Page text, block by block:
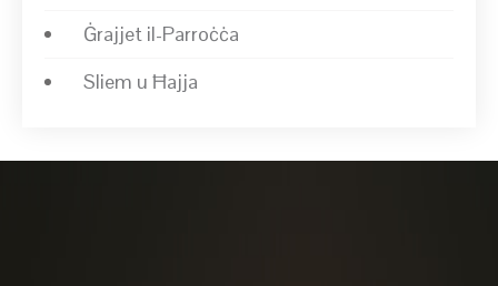
Ġrajjet il-Parroċċa
Sliem u Ħajja